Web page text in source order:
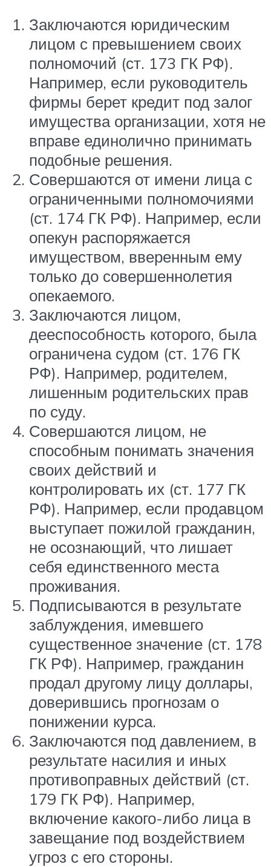
Заключаются юридическим
лицом с превышением своих
полномочий (ст. 173 ГК РФ).
Например, если руководитель
фирмы берет кредит под залог
имущества организации, хотя не
вправе единолично принимать
подобные решения.
Совершаются от имени лица с
ограниченными полномочиями
(ст. 174 ГК РФ). Например, если
опекун распоряжается
имуществом, вверенным ему
только до совершеннолетия
опекаемого.
Заключаются лицом,
дееспособность которого, была
ограничена судом (ст. 176 ГК
РФ). Например, родителем,
лишенным родительских прав
по суду.
Совершаются лицом, не
способным понимать значения
своих действий и
контролировать их (ст. 177 ГК
РФ). Например, если продавцом
выступает пожилой гражданин,
не осознающий, что лишает
себя единственного места
проживания.
Подписываются в результате
заблуждения, имевшего
существенное значение (ст. 178
ГК РФ). Например, гражданин
продал другому лицу доллары,
доверившись прогнозам о
понижении курса.
Заключаются под давлением, в
результате насилия и иных
противоправных действий (ст.
179 ГК РФ). Например,
включение какого-либо лица в
завещание под воздействием
угроз с его стороны.